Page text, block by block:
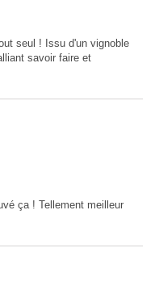
seul ! Issu d'un vignoble
savoir faire et
ça ! Tellement meilleur